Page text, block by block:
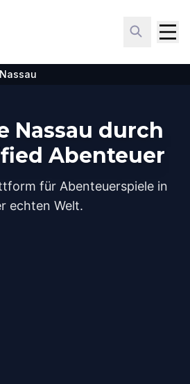
Nassau
Nassau durch
Abenteuer
für Abenteuerspiele in
echten Welt.